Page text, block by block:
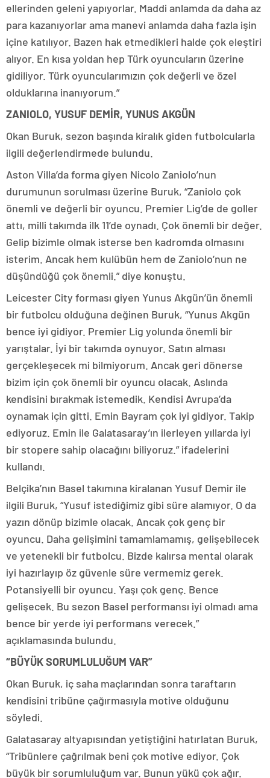
ellerinden geleni yapıyorlar. Maddi anlamda da daha az
para kazanıyorlar ama manevi anlamda daha fazla işin
içine katılıyor. Bazen hak etmedikleri halde çok eleştiri
alıyor. En kısa yoldan hep Türk oyuncuların üzerine
gidiliyor. Türk oyuncularımızın çok değerli ve özel
olduklarına inanıyorum.”
ZANIOLO, YUSUF DEMİR, YUNUS AKGÜN
Okan Buruk, sezon başında kiralık giden futbolcularla
ilgili değerlendirmede bulundu.
Aston Villa’da forma giyen Nicolo Zaniolo’nun
durumunun sorulması üzerine Buruk, “Zaniolo çok
önemli ve değerli bir oyuncu. Premier Lig’de de goller
attı, milli takımda ilk 11’de oynadı. Çok önemli bir değer.
Gelip bizimle olmak isterse ben kadromda olmasını
isterim. Ancak hem kulübün hem de Zaniolo’nun ne
düşündüğü çok önemli.” diye konuştu.
Leicester City forması giyen Yunus Akgün’ün önemli
bir futbolcu olduğuna değinen Buruk, “Yunus Akgün
bence iyi gidiyor. Premier Lig yolunda önemli bir
yarıştalar. İyi bir takımda oynuyor. Satın alması
gerçekleşecek mi bilmiyorum. Ancak geri dönerse
bizim için çok önemli bir oyuncu olacak. Aslında
kendisini bırakmak istemedik. Kendisi Avrupa’da
oynamak için gitti. Emin Bayram çok iyi gidiyor. Takip
ediyoruz. Emin ile Galatasaray’ın ilerleyen yıllarda iyi
bir stopere sahip olacağını biliyoruz.” ifadelerini
kullandı.
Belçika’nın Basel takımına kiralanan Yusuf Demir ile
ilgili Buruk, “Yusuf istediğimiz gibi süre alamıyor. O da
yazın dönüp bizimle olacak. Ancak çok genç bir
oyuncu. Daha gelişimini tamamlamamış, gelişebilecek
ve yetenekli bir futbolcu. Bizde kalırsa mental olarak
iyi hazırlayıp öz güvenle süre vermemiz gerek.
Potansiyelli bir oyuncu. Yaşı çok genç. Bence
gelişecek. Bu sezon Basel performansı iyi olmadı ama
bence bir yerde iyi performans verecek.”
açıklamasında bulundu.
“BÜYÜK SORUMLULUĞUM VAR”
Okan Buruk, iç saha maçlarından sonra taraftarın
kendisini tribüne çağırmasıyla motive olduğunu
söyledi.
Galatasaray altyapısından yetiştiğini hatırlatan Buruk,
“Tribünlere çağrılmak beni çok motive ediyor. Çok
büyük bir sorumluluğum var. Bunun yükü çok ağır.